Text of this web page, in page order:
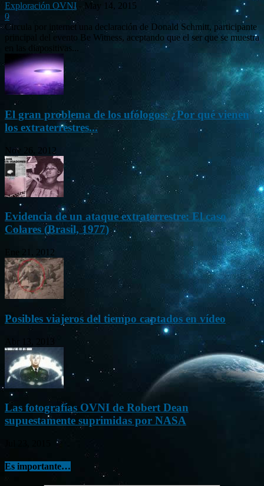
Exploración OVNI - May 14, 2015
0
Circula por internet una declaración de Donald Schmitt, participante
principal del evento Be Witness, aceptando que el ser que se muestra
en las diapositivas...
El gran problema de los ufólogos: ¿Por qué vienen
los extraterrestres...
Nov 26, 2012
Evidencia de un ataque extraterrestre: El caso
Colares (Brasil, 1977)
Ene 21, 2012
Posibles viajeros del tiempo captados en vídeo
Las fotografías OVNI de Robert Dean
supuestamente suprimidas por NASA
Es importante…